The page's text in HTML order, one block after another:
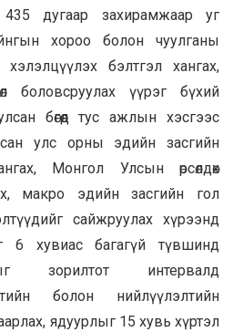
дугаар захирамжаар уг
хороо болон чуулганы
бэлтгэл хангах,
боловсруулах үүрэг бүхий
бөгөөд тус ажлын хэсгээс
улс орны эдийн засгийн
Монгол Улсын өрсөлдөх
макро эдийн засгийн гол
сайжруулах хүрээнд
6 хувиас багагүй түвшинд
зорилтот интервалд
болон нийлүүлэлтийн
ядуурлыг 15 хувь хүртэл